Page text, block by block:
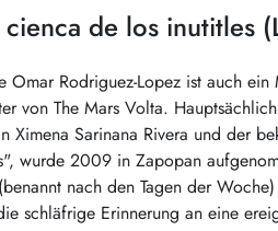
/ Ambient
Goods
/ Jazz
Aktionen
Staatsakt-Aktion
Crazysane
Fuzzorama
Tapete Records
Sunny Sunny
Warner
cienca de los inutitles
Omar Rodriguez-Lopez ist auch
von The Mars Volta.
Sarinana Rivera und der
wurde 2009 in Zapopan
nach den Tagen der
schläfrige Erinnerung an eine